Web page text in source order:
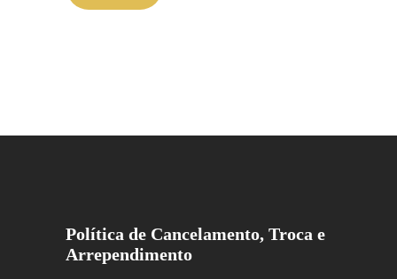
Política de Cancelamento, Troca e
Arrependimento